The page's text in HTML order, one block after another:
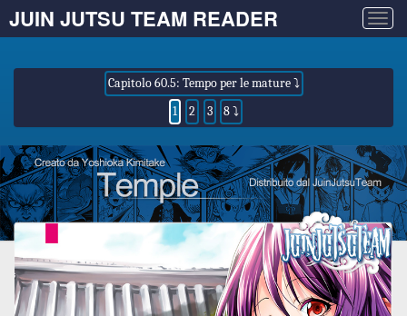
JUIN JUTSU TEAM READER
Capitolo 60.5: Tempo per le mature ⤵
1
2 3 8 ⤵